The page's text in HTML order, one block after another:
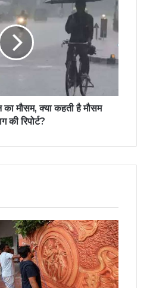
का मौसम, क्या कहती है मौसम
की रिपोर्ट?